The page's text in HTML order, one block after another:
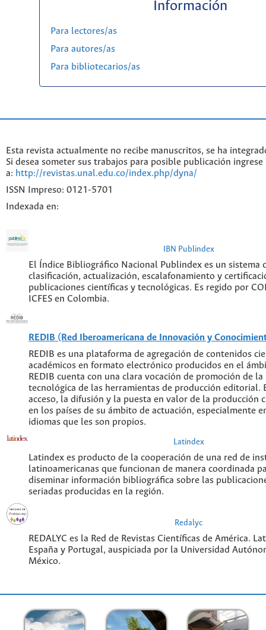
Información
Para lectores/as
Para autores/as
Para bibliotecarios/as
Esta revista actualmente no recibe manuscritos, se ha
Si desea someter sus trabajos para posible publicación ingrese
a: http://revistas.unal.edu.co/index.php/dyna/
ISSN Impreso: 0121-5701
Indexada en:
IBN Publindex
El Índice Bibliográfico Nacional Publindex es un sistema
clasificación, actualización, escalafonamiento y
publicaciones científicas y tecnológicas. Es regido por
ICFES en Colombia.
REDIB (Red Iberoamericana de Innovación y
REDIB es una plataforma de agregación de contenidos
académicos en formato electrónico producidos en el
REDIB cuenta con una clara vocación de promoción de
tecnológica de las herramientas de producción editorial.
acceso, la difusión y la puesta en valor de la producción
en los países de su ámbito de actuación, especialmente
idiomas que les son propios.
Latindex
Latindex es producto de la cooperación de una red de
latinoamericanas que funcionan de manera coordinada
diseminar información bibliográfica sobre las
seriadas producidas en la región.
Redalyc
REDALYC es la Red de Revistas Científicas de América.
España y Portugal, auspiciada por la Universidad
México.